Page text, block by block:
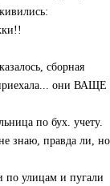
сборная
они ВАЩЕ
по бух. учету.
знаю, правда ли, но
по улицам и пугали